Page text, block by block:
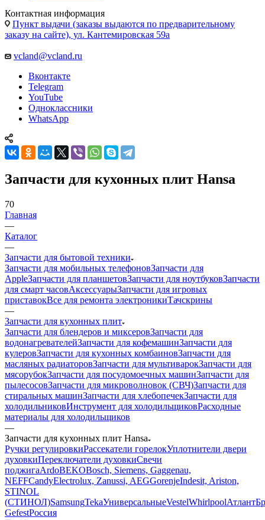
Пункт выдачи (заказы выдаются по предварительному
заказу на сайте), ул. Кантемировская 59а
Telegram
YouTube
Одноклассники
WhatsApp
Главная
—
Каталог
—
Запчасти для бытовой техники
Запчасти для мобильных телефонов
AppleЗапчасти для планшетовЗапчасти для ноутбуков
для смарт часовАксессуарыЗапчасти для игровых
приставокВсе для ремонта электроникиТачскрины
—
Запчасти для кухонных плит
Запчасти для блендеров и миксеров
водонагревателейЗапчасти для кофемашинЗапчасти для
кулеровЗапчасти для кухонных комбаиновЗапчасти для
масляных радиаторовЗапчасти для мультиварокЗапчасти для
мясорубокЗапчасти для посудомоечных машинЗапчасти для
пылесосовЗапчасти для микроволновок (СВЧ)Запчасти для
стиральных машинЗапчасти для хлебопечекЗапчасти для
холодильниковИнструмент для холодильщиковРасходные
материалы для холодильщиков
—
Запчасти для кухонных плит Hansa
Ручки регулировкиРассекатели горелок
духовкиПереключатели духовкиСвечи
поджигаArdoBEKOBosch, Siemens, Gaggenau,
NEFFCandyElectrolux, Zanussi, AEGGorenjeIndesit, Ariston,
STINOL
(СТИНОЛ)
GefestРоссия
Подборки